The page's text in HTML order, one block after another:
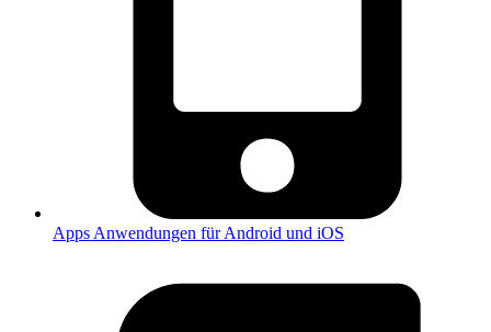
Apps Anwendungen für Android und iOS